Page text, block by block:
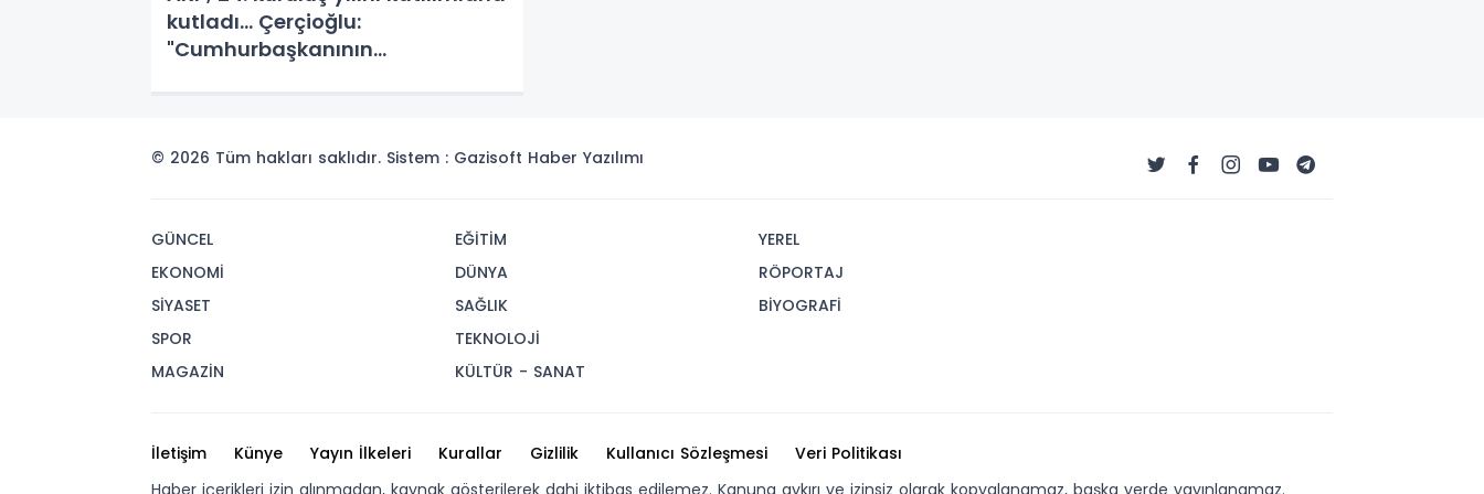
kutladı… Çerçioğlu:
"Cumhurbaşkanının
© 2026 Tüm hakları saklıdır. Sistem : Gazisoft Haber Yazılımı
GÜNCEL
EKONOMİ
SİYASET
SPOR
MAGAZİN
EĞİTİM
DÜNYA
SAĞLIK
TEKNOLOJİ
KÜLTÜR - SANAT
YEREL
RÖPORTAJ
BİYOGRAFİ
İletişim Künye Yayın İlkeleri Kurallar Gizlilik Kullanıcı Sözleşmesi
Veri Politikası
Haber içerikleri izin alınmadan, kaynak gösterilerek dahi iktibas edilemez. Kanuna aykırı ve izinsiz olarak kopyalanamaz, başka yerde yayınlanamaz.